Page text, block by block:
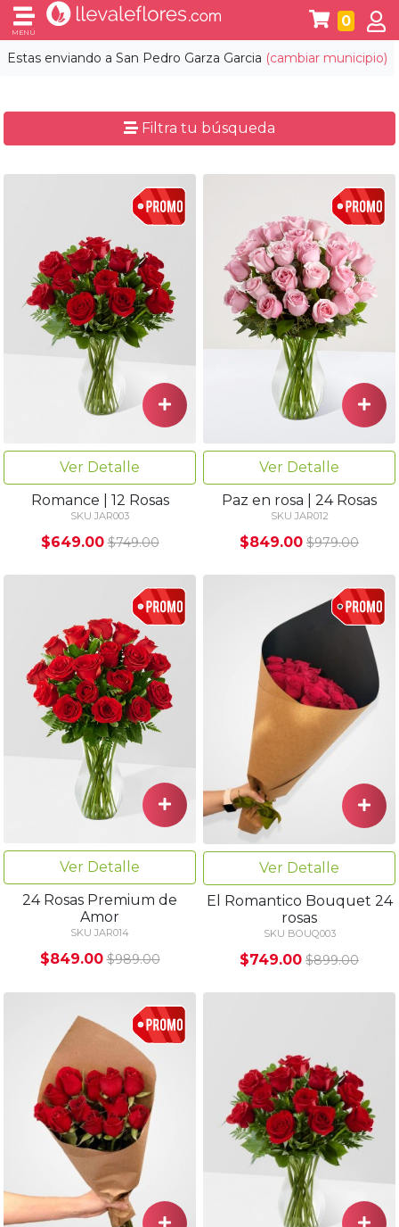
Estas enviando a San Pedro Garza Garcia (cambiar municipio)
MENÚ
0
Filtra tu búsqueda
Ver Detalle
Romance | 12 Rosas
SKU JAR003
$649.00 $749.00
Ver Detalle
Paz en rosa | 24 Rosas
SKU JAR012
$849.00 $979.00
Ver Detalle
24 Rosas Premium de
Amor
SKU JAR014
$849.00 $989.00
Ver Detalle
El Romantico Bouquet 24
rosas
SKU BOUQ003
$749.00 $899.00